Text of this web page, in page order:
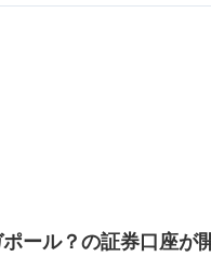
ール？の証券口座が